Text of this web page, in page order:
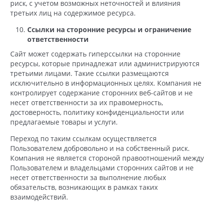
риск, с учетом возможных неточностей и влияния
третьих лиц на содержимое ресурса.
Ссылки на сторонние ресурсы и ограничение
ответственности
Сайт может содержать гиперссылки на сторонние
ресурсы, которые принадлежат или администрируются
третьими лицами. Такие ссылки размещаются
исключительно в информационных целях. Компания не
контролирует содержание сторонних веб-сайтов и не
несет ответственности за их правомерность,
достоверность, политику конфиденциальности или
предлагаемые товары и услуги.
Переход по таким ссылкам осуществляется
Пользователем добровольно и на собственный риск.
Компания не является стороной правоотношений между
Пользователем и владельцами сторонних сайтов и не
несет ответственности за выполнение любых
обязательств, возникающих в рамках таких
взаимодействий.